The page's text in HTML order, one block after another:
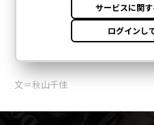
文＝秋山千佳